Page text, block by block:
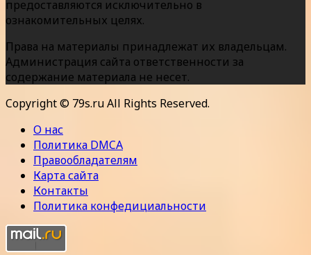
предоставляются исключительно в
ознакомительных целях.
Права на материалы принадлежат их владельцам.
Администрация сайта ответственности за
содержание материала не несет.
Copyright © 79s.ru All Rights Reserved.
О нас
Политика DMCA
Правообладателям
Карта сайта
Контакты
Политика конфедициальности